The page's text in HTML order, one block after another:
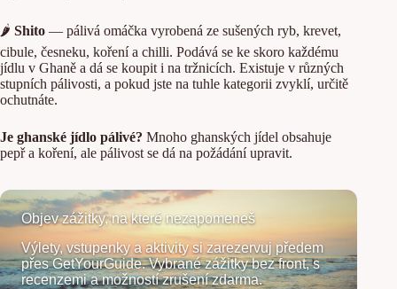
🌶️ Shito — pálivá omáčka vyrobená ze sušených ryb, krevet,
cibule, česneku, koření a chilli. Podává se ke skoro každému
jídlu v Ghaně a dá se koupit i na tržnicích. Existuje v různých
stupních pálivosti, a pokud jste na tuhle kategorii zvyklí, určitě
ochutnáte.
Je ghanské jídlo pálivé? Mnoho ghanských jídel obsahuje
pepř a koření, ale pálivost se dá na požádání upravit.
Objev zážitky, na které nezapomeneš
Výlety, vstupenky a aktivity si zarezervuj předem
přes GetYourGuide. Vybrané zážitky bez front, s
recenzemi a možností zrušení zdarma.